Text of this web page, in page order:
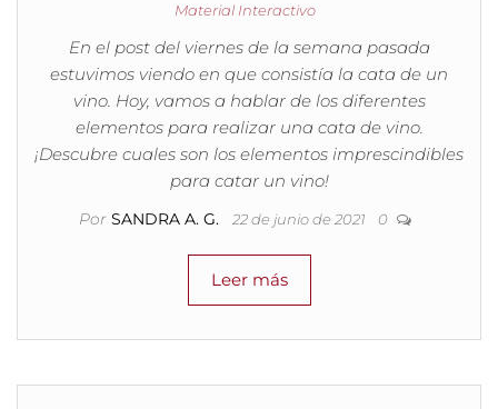
Material Interactivo
En el post del viernes de la semana pasada
estuvimos viendo en que consistía la cata de un
vino. Hoy, vamos a hablar de los diferentes
elementos para realizar una cata de vino.
¡Descubre cuales son los elementos imprescindibles
para catar un vino!
Por SANDRA A. G. 22 de junio de 2021 0
Leer más